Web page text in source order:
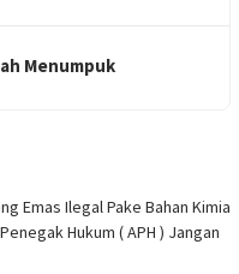
Menumpuk
Emas Ilegal Pake Bahan Kimia
Hukum ( APH ) Jangan